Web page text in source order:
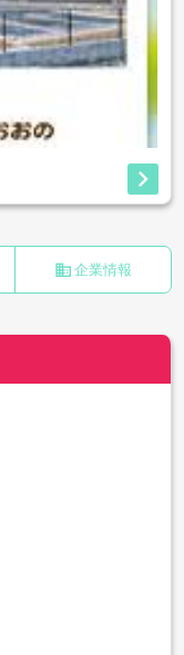

business 企業情報